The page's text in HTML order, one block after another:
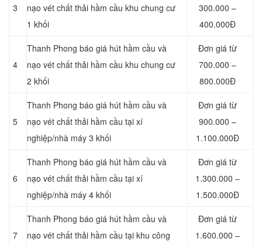
3
nạo vét chất thải hầm cầu khu chung cư
1 khối
300.000 –
400.000Đ
4
Thanh Phong báo giá hút hầm cầu và
nạo vét chất thải hầm cầu khu chung cư
2 khối
Đơn giá từ
700.000 –
800.000Đ
5
Thanh Phong báo giá hút hầm cầu và
nạo vét chất thải hầm cầu tại xí
nghiệp/nhà máy 3 khối
Đơn giá từ
900.000 –
1.100.000Đ
6
Thanh Phong báo giá hút hầm cầu và
nạo vét chất thải hầm cầu tại xí
nghiệp/nhà máy 4 khối
Đơn giá từ
1.300.000 –
1.500.000Đ
7
Thanh Phong báo giá hút hầm cầu và
nạo vét chất thải hầm cầu tại khu công
Đơn giá từ
1.600.000 –